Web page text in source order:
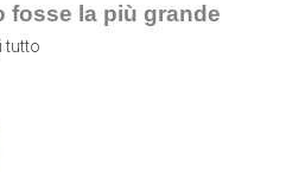
fosse la più grande
tutto